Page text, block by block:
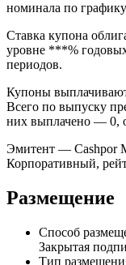
формате *** через
предусмотрено
номинала по графику.
Ставка купона
уровне ***%
периодов.
Купоны
Всего по выпуску
Эмитент — Cashpor
Размещение